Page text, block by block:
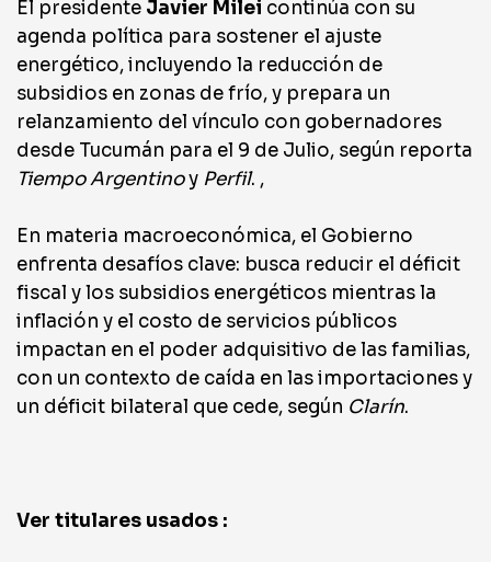
El presidente Javier Milei continúa con su
agenda política para sostener el ajuste
energético, incluyendo la reducción de
subsidios en zonas de frío, y prepara un
relanzamiento del vínculo con gobernadores
desde Tucumán para el 9 de Julio, según reporta
Tiempo Argentinoy Perfil. ,
En materia macroeconómica, el Gobierno
enfrenta desafíos clave: busca reducir el déficit
fiscal y los subsidios energéticos mientras la
inflación y el costo de servicios públicos
impactan en el poder adquisitivo de las familias,
con un contexto de caída en las importaciones y
un déficit bilateral que cede, según Clarín.
Ver titulares usados :